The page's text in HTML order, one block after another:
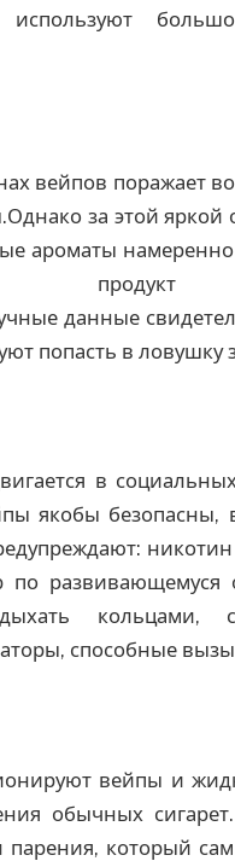
вейпов поражает
за этой яркой
ароматы
данные
попасть в ловушку
в
якобы
по развивающемуся
кольцами,
способные
вейпы и
обычных
парения, который